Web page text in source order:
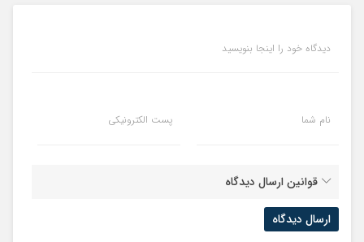
دیدگاه خود را اینجا بنویسید
نام شما پست الکترونیکی
قوانین ارسال دیدگاه